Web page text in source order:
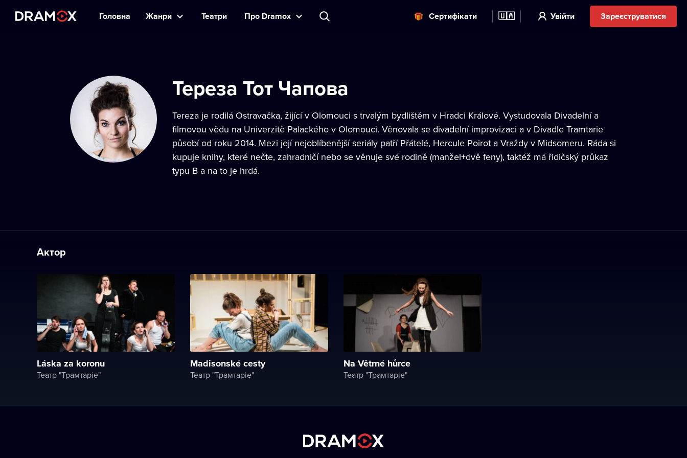
Головна Жанри Театри Прo Dramox Cертифікати 🇺🇦 Увійти Зареєструватися
Тереза Тот Чапова
Tereza je rodilá Ostravačka, žijící v Olomouci s trvalým bydlištěm v Hradci Králové. Vystudovala Divadelní a
filmovou vědu na Univerzitě Palackého v Olomouci. Věnovala se divadelní improvizaci a v Divadle Tramtarie
působí od roku 2014. Mezi její nejoblíbenější seriály patří Přátelé, Hercule Poirot a Vraždy v Midsomeru. Ráda si
kupuje knihy, které nečte, zahradničí nebo se věnuje své rodině (manžel+dvě feny), taktéž má řidičský průkaz
typu B a na to je hrdá.
Актор
Láska za koronu
Театр "Трамтаріе"
Madisonské cesty
Театр "Трамтаріе"
Na Větrné hůrce
Театр "Трамтаріе"